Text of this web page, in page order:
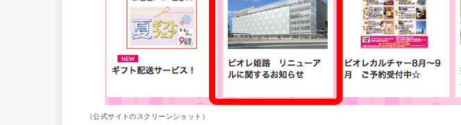
（公式サイトのスクリーンショット）